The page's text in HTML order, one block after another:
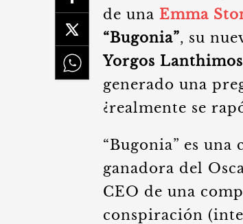
de una Emma
“Bugonia”, su
Yorgos Lanthimos
generado una
¿realmente se
“Bugonia” es
ganadora del
CEO de una
conspiración